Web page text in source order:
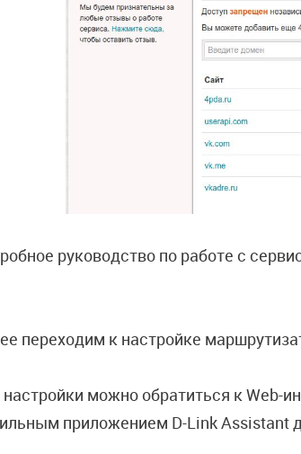
руководство по работе с
переходим к настройке
можно обратиться к Web-
приложением D-Link Assistant